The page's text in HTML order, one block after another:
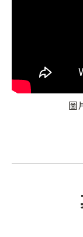
圖